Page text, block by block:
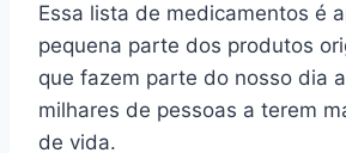
Essa lista de medicamentos é
pequena parte dos produtos
que fazem parte do nosso dia
milhares de pessoas a terem
de vida.